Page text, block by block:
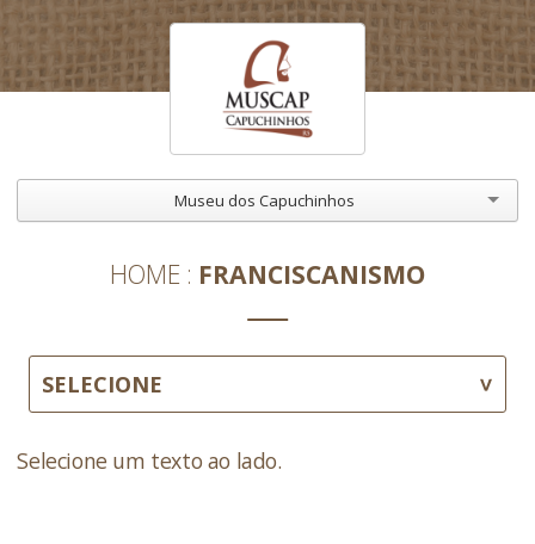
Museu dos Capuchinhos
HOME FRANCISCANISMO
SELECIONE
Selecione um texto ao lado.